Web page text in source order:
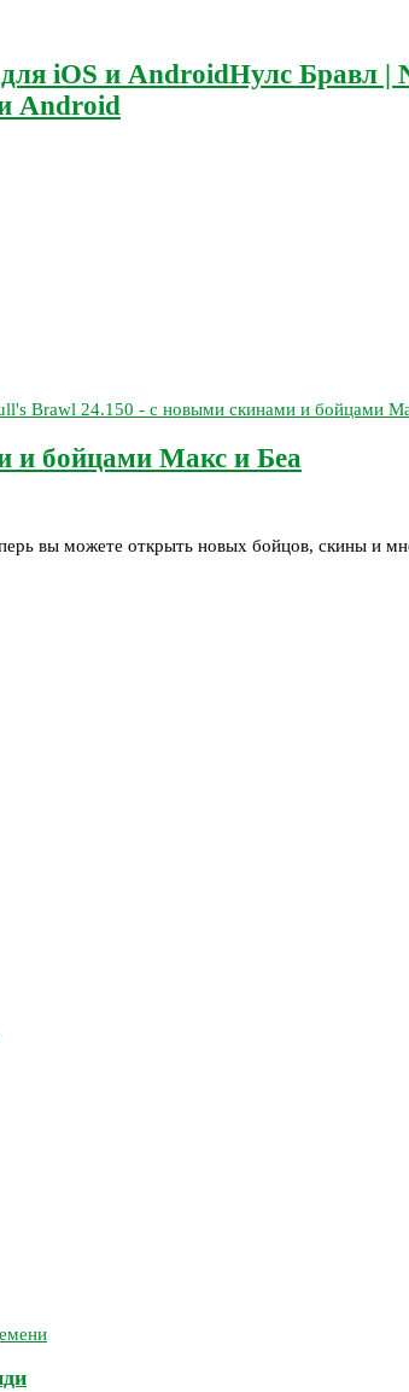
Нулс Бравл |
Android
и бойцами Макс и Беа
вы можете открыть новых бойцов, скины и